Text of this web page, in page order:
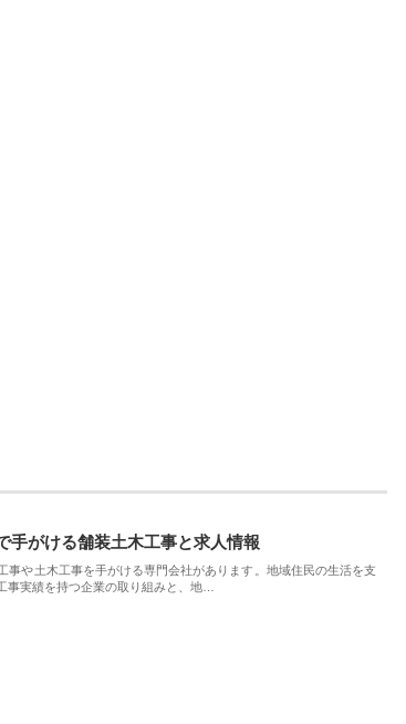
手がける舗装土木工事と求人情報
や土木工事を手がける専門会社があります。地域住民の生活を支
事実績を持つ企業の取り組みと、地…